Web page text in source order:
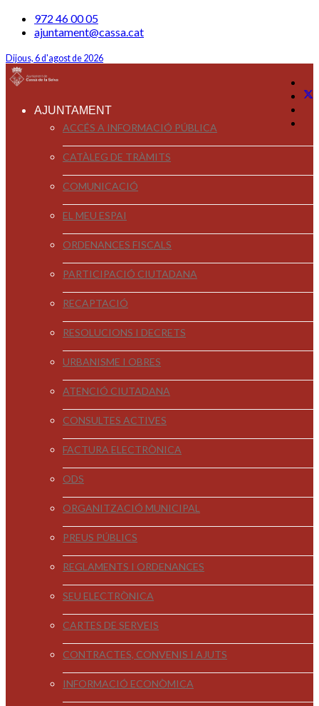
972 46 00 05
ajuntament@cassa.cat
Dijous, 6 d'agost de 2026
AJUNTAMENT
ACCÉS A INFORMACIÓ PÚBLICA
CATÀLEG DE TRÀMITS
COMUNICACIÓ
EL MEU ESPAI
ORDENANCES FISCALS
PARTICIPACIÓ CIUTADANA
RECAPTACIÓ
RESOLUCIONS I DECRETS
URBANISME I OBRES
ATENCIÓ CIUTADANA
CONSULTES ACTIVES
FACTURA ELECTRÒNICA
ODS
ORGANITZACIÓ MUNICIPAL
PREUS PÚBLICS
REGLAMENTS I ORDENANCES
SEU ELECTRÒNICA
CARTES DE SERVEIS
CONTRACTES, CONVENIS I AJUTS
INFORMACIÓ ECONÒMICA